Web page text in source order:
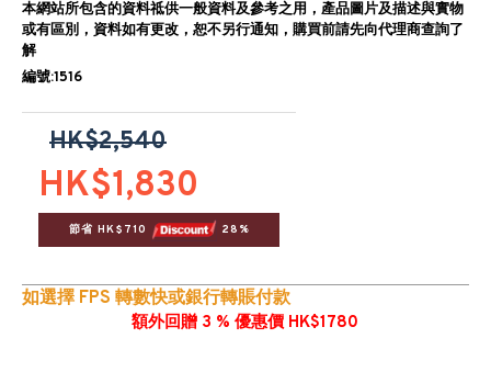
本網站所包含的資料祗供一般資料及參考之用，產品圖片及描述與實物
或有區別，資料如有更改，恕不另行通知，購買前請先向代理商查詢了
解
編號:1516
HK$1,830
HK$2,540
節省 HK$710 28%
如選擇 FPS 轉數快或銀行轉賬付款
額外回贈 3 % 優惠價 HK$1780